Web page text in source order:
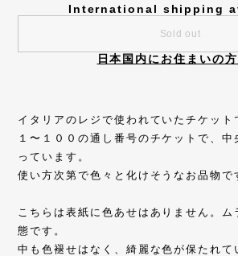
International shipping
Sold out
日本国内にお住まいの
イタリアのレジで使われていたチケット
１〜１００の通し番号のチケットで、中
っています。
使い方次第で色々と化けそうなお品物で
こちらは表紙に色あせはありません。ム
態です。
中も色褪せはなく、綺麗な色が保たれて